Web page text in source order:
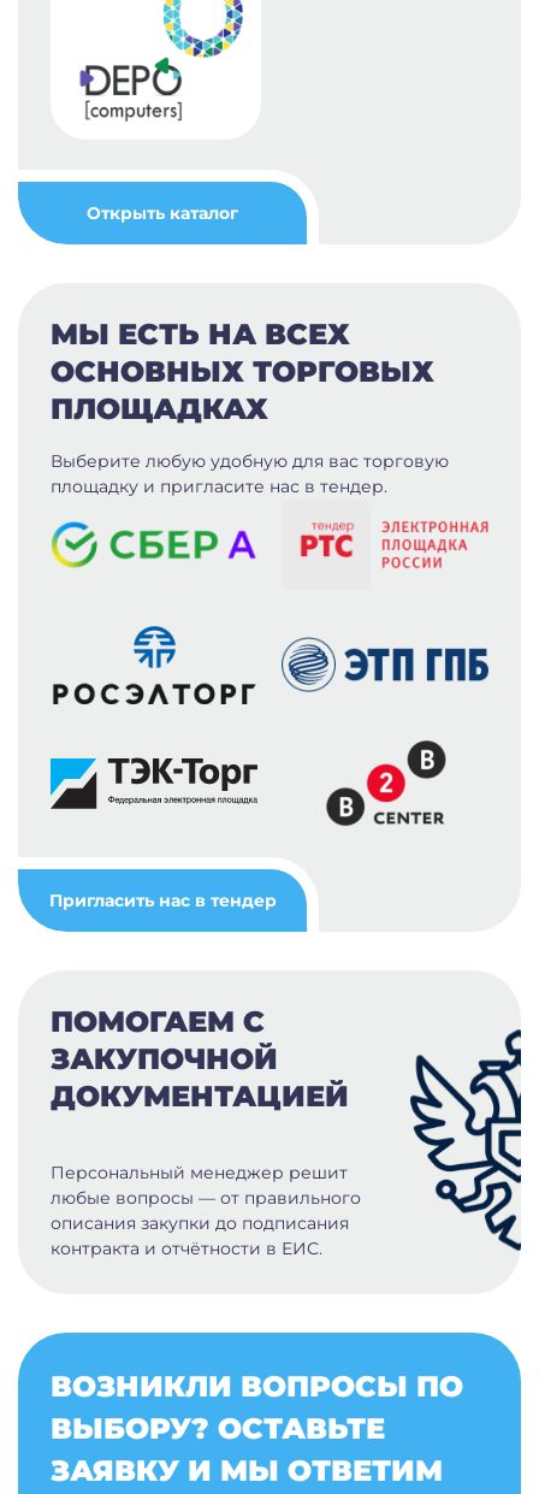
Открыть каталог
МЫ ЕСТЬ НА ВСЕХ
ОСНОВНЫХ ТОРГОВЫХ
ПЛОЩАДКАХ
Выберите любую удобную для вас торговую
площадку и пригласите нас в тендер.
Пригласить нас в тендер
ПОМОГАЕМ С
ЗАКУПОЧНОЙ
ДОКУМЕНТАЦИЕЙ
Персональный менеджер решит
любые вопросы — от правильного
описания закупки до подписания
контракта и отчётности в ЕИС.
ВОЗНИКЛИ ВОПРОСЫ ПО
ВЫБОРУ? ОСТАВЬТЕ
ЗАЯВКУ И МЫ ОТВЕТИМ